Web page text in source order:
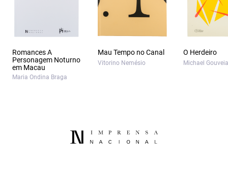
Romances A
Personagem Noturno
em Macau
Maria Ondina Braga
Mau Tempo no Canal
Vitorino Nemésio
O Herdeiro
Michael Gouveia